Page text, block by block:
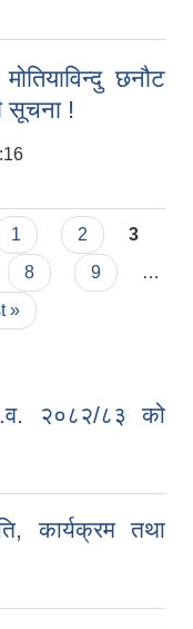
छनौट
सूचना !
1 2
3
8 9
…
»
२०८२/८३ को
कार्यक्रम तथा